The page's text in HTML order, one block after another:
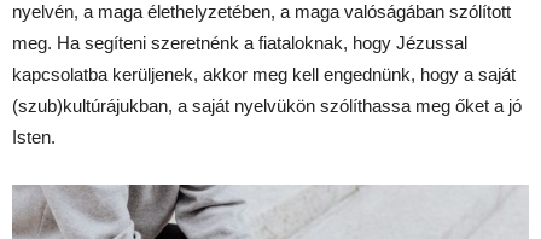
nyelvén, a maga élethelyzetében, a maga valóságában szólított
meg. Ha segíteni szeretnénk a fiataloknak, hogy Jézussal
kapcsolatba kerüljenek, akkor meg kell engednünk, hogy a saját
(szub)kultúrájukban, a saját nyelvükön szólíthassa meg őket a jó
Isten.